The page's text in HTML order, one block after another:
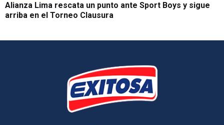
Alianza Lima rescata un punto ante Sport Boys y sigue
arriba en el Torneo Clausura